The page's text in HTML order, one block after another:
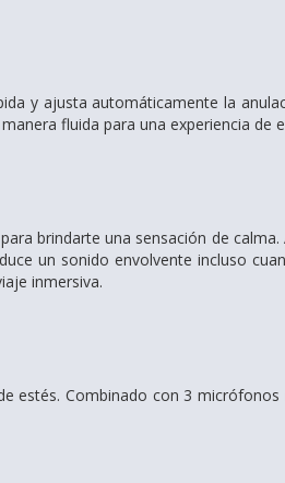
y ajusta automáticamente la
fluida para una experiencia de
brindarte una sensación de
un sonido envolvente incluso
inmersiva.
estés. Combinado con 3